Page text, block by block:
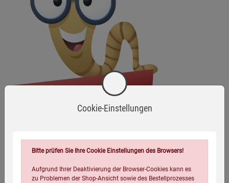
Cookie-Einstellungen
Bitte prüfen Sie Ihre Cookie Einstellungen des Browsers!
Aufgrund Ihrer Deaktivierung der Browser-Cookies kann es
zu Problemen der Shop-Ansicht sowie des Bestellprozesses